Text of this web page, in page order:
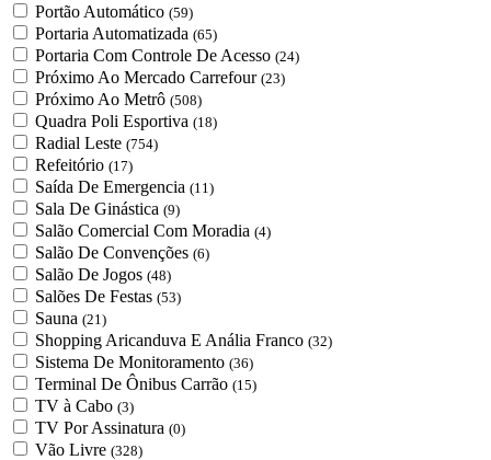
Portão Automático (59)
Portaria Automatizada (65)
Portaria Com Controle De Acesso (24)
Próximo Ao Mercado Carrefour (23)
Próximo Ao Metrô (508)
Quadra Poli Esportiva (18)
Radial Leste (754)
Refeitório (17)
Saída De Emergencia (11)
Sala De Ginástica (9)
Salão Comercial Com Moradia (4)
Salão De Convenções (6)
Salão De Jogos (48)
Salões De Festas (53)
Sauna (21)
Shopping Aricanduva E Anália Franco (32)
Sistema De Monitoramento (36)
Terminal De Ônibus Carrão (15)
TV à Cabo (3)
TV Por Assinatura (0)
Vão Livre (328)